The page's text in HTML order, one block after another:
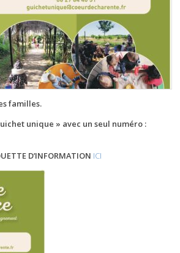
familles.
unique » avec un seul numéro :
D’INFORMATION ICI